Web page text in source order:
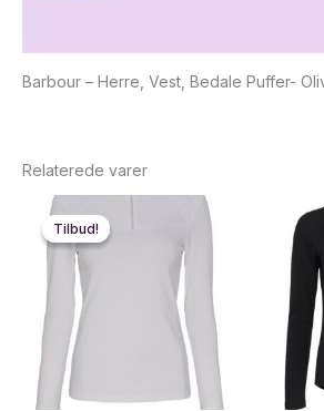
Barbour – Herre, Vest, Bedale Puffer-
Relaterede varer
Tilbud!
Tilbud!